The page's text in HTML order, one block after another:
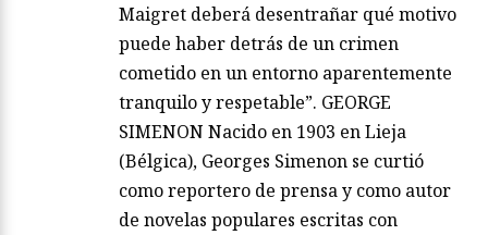
Maigret deberá desentrañar qué motivo
puede haber detrás de un crimen
cometido en un entorno aparentemente
tranquilo y respetable”. GEORGE
SIMENON Nacido en 1903 en Lieja
(Bélgica), Georges Simenon se curtió
como reportero de prensa y como autor
de novelas populares escritas con